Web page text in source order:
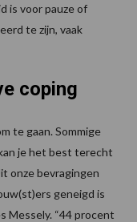
is voor pauze of
te zijn, vaak
coping
te gaan. Sommige
je het best terecht
onze bevragingen
geneigd is
Messely. “44 procent